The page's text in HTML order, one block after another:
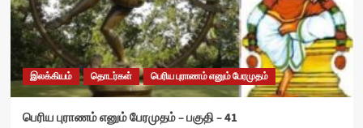
இலக்கியம் தொடர்கள் பெரிய புராணம் எனும் பேரமுதம்
பெரிய புராணம் எனும் பேரமுதம் – பகுதி – 41